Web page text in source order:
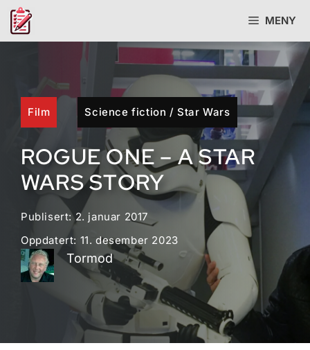
Hopp
MENY
Film Science fiction /Star Wars
ROGUE ONE – A STAR
WARS STORY
Publisert:2. januar 2017
Oppdatert: 11. desember 2023
Tormod